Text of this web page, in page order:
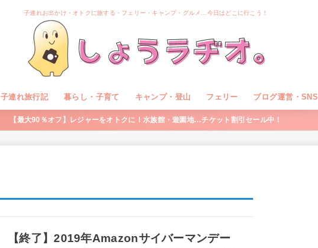
子連れお出かけ・オトクに旅する・フェリー・キャンプ・グルメ…今日はどこに行こう！
子連れ旅行記 暮らし・子育て キャンプ・登山 フェリー ブログ運営・SNS
【最大90％オフ】レジャーをオトクに！水族館・遊園地…チケット割引セール中！
【終了】2019年Amazonサイバーマンデー